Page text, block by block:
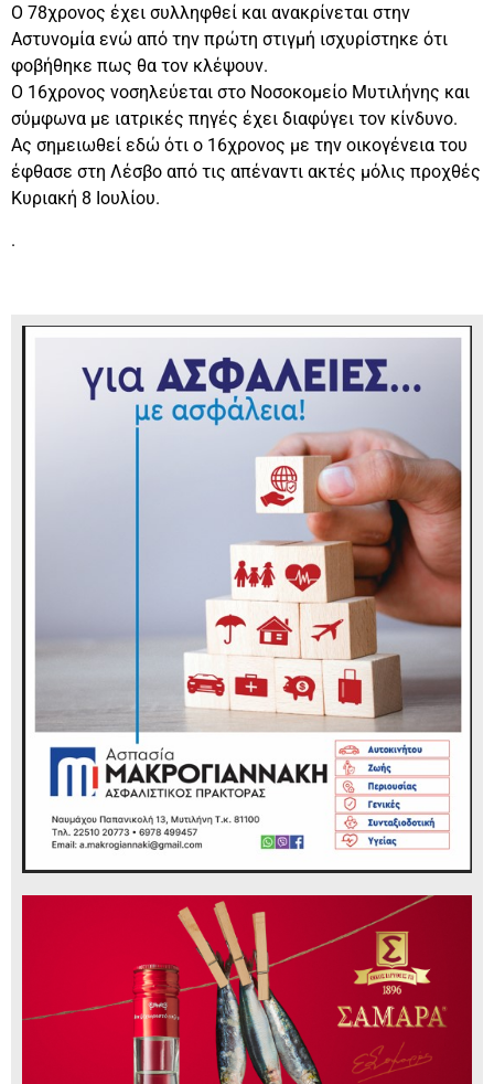
Ο 78χρονος έχει συλληφθεί και ανακρίνεται στην
Αστυνομία ενώ από την πρώτη στιγμή ισχυρίστηκε ότι
φοβήθηκε πως θα τον κλέψουν.
Ο 16χρονος νοσηλεύεται στο Νοσοκομείο Μυτιλήνης και
σύμφωνα με ιατρικές πηγές έχει διαφύγει τον κίνδυνο.
Ας σημειωθεί εδώ ότι ο 16χρονος με την οικογένεια του
έφθασε στη Λέσβο από τις απέναντι ακτές μόλις προχθές
Κυριακή 8 Ιουλίου.
.